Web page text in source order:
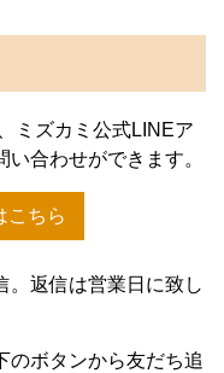
ミズカミ公式LINEア
合わせができます。
こちら
。返信は営業日に致し
ボタンから友だち追